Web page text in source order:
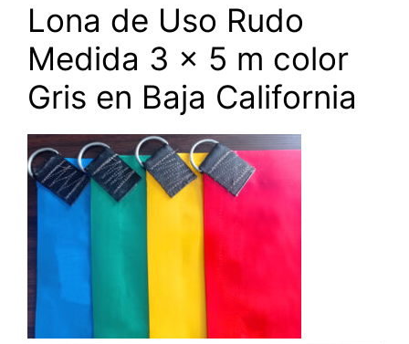
Lona de Uso Rudo
Medida 3 x 5 m color
Gris en Baja California